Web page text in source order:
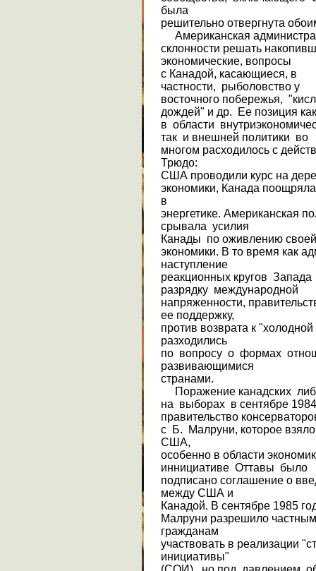
была
решительно отвергнута
Американская
склонности решать
экономические, вопросы
с Канадой, каса­ющиеся, в
частности, рыболовство у
восточного побережья,
дождей" и др. Ее позиция как
в области
так и внешней политики во
многом расходилось с
Трюдо:
США проводили курс на
экономики, Канада поощряла
в
энергетике. Амери­канская
срывала усилия
Канады по оживлению своей
экономики. В то время как
наступление
реакционных кругов
разрядку международной
напряженности,
ее поддерж­ку,
против возврата к
разхо­дились
по вопросу о формах
развивающимися
странами.
Поражение канадских
на выборах в сентябре
правительство
с Б. Малруни, которое взяло
США,
особенно в области
иннициативе Оттавы было
подписано соглашение о
между США и
Канадой. В сентябре 1985
Малруни разрешило
гражданам
участвовать в реализации
инициативы"